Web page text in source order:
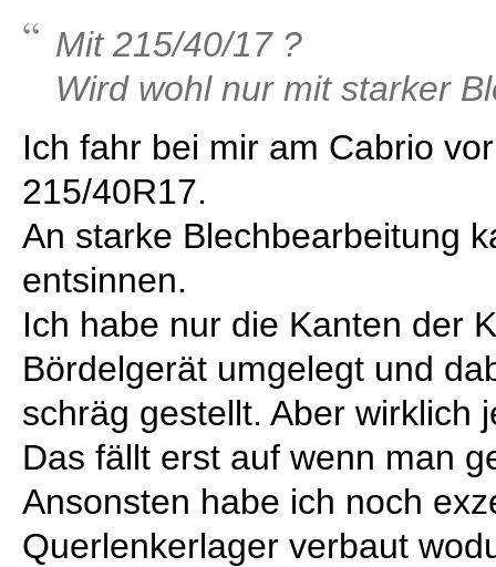
Mit 215/40/17 ?
Wird wohl nur mit starker
Ich fahr bei mir am Cabrio
215/40R17.
An starke Blechbearbeitung
entsinnen.
Ich habe nur die Kanten der
Bördelgerät umgelegt und
schräg gestellt. Aber wirklich
Das fällt erst auf wenn man
Ansonsten habe ich noch
Querlenkerlager verbaut